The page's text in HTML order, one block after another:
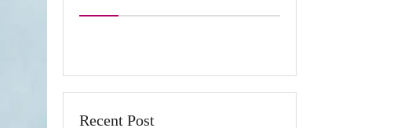
Recent Post